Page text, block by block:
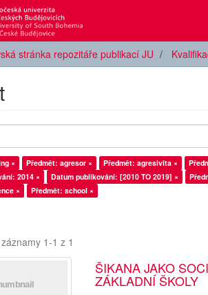
stránka repozitáře publikací JU
× Předmět: agresor × Předmět: agresivita ×
2014 ×
Datum publikování: [2010 TO 2019] ×
×
Předmět: school ×
1-1 z 1
ŠIKANA JAKO
ZÁKLADNÍ ŠKOLY